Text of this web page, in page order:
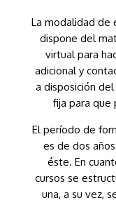
La modalidad de
dispone del
virtual para
adicional y
a disposición
fija para que
El período de
es de dos
éste. En
cursos se
una, a su vez,